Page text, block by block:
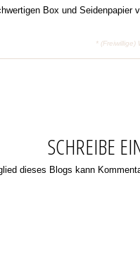
Box und
* (Freiwillige)
SCHREIBE
dieses Blogs kann